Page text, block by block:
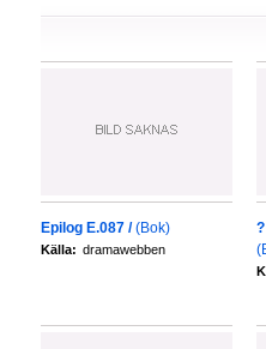
Epilog E.087 / (Bok)
Källa: dramawebben